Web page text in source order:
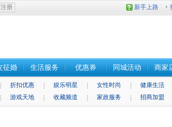
新手上路
征婚 生活服务 优惠券 同城活动 商家
折扣优惠 娱乐明星 女性时尚 健康生活
游戏天地 收藏频道 家政服务 招商加盟